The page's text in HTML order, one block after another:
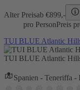
Alter Preisab €899,-
pro PersonPreis
TUI BLUE Atlantic
TUI BLUE Atlantic
Spanien - Teneriffa -